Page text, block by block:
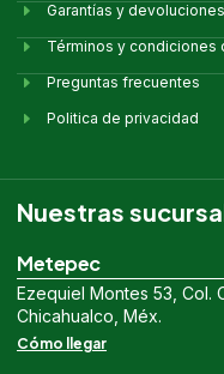
Garantías y devoluciones
Términos y condiciones
Preguntas frecuentes
Politica de privacidad
Nuestras
Metepec
Ezequiel Montes 53, Col.
Chicahualco, Méx.
Cómo llegar